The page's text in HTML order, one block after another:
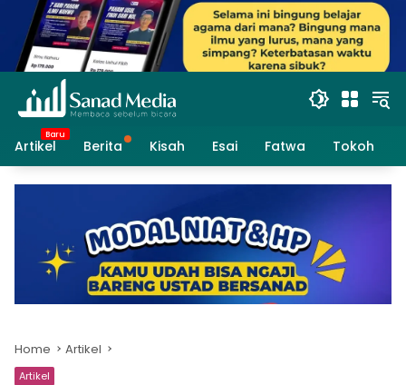
Artikel Berita Kisah Esai Fatwa Tokoh
Home Artikel
Artikel